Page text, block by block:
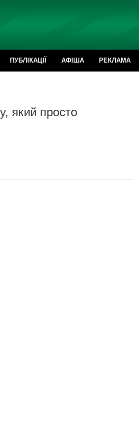
ПУБЛІКАЦІЇ АФІША РЕКЛАМА
який просто